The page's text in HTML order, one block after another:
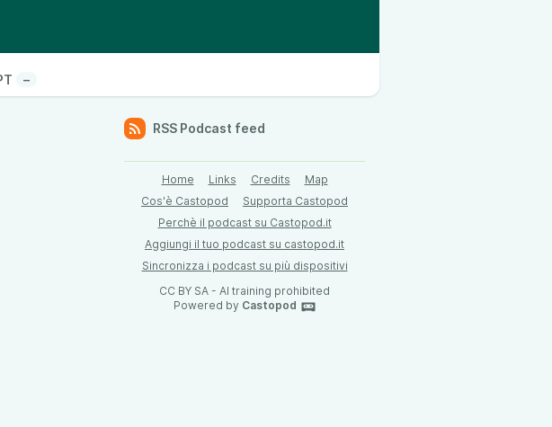
–
RSS Podcast feed
Home Links Credits
Map
Cos'è Castopod
Supporta Castopod
Perchè il podcast su Castopod.it
Aggiungi il tuo podcast su castopod.it
Sincronizza i podcast su più dispositivi
CC BY SA - AI training prohibited
Powered by Castopod